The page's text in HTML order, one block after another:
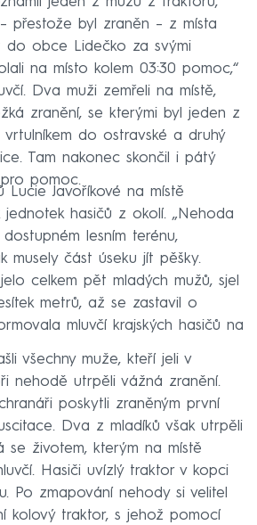
přestože byl zraněn – z místa
do obce Lidečko za svými
na místo kolem 03:30 pomoc,“
Dva muži zemřeli na místě,
zranění, se kterými byl jeden z
do ostravské a druhý
Tam nakonec skončil i pátý
pomoc.
Lucie Javoříkové na místě
jednotek hasičů z okolí. „Nehoda
lesním terénu,
musely část úseku jít pěšky.
celkem pět mladých mužů, sjel
metrů, až se zastavil o
mluvčí krajských hasičů na
všechny muže, kteří jeli v
nehodě utrpěli vážná zranění.
poskytli zraněným první
Dva z mladíků však utrpěli
se životem, kterým na místě
Hasiči uvízlý traktor v kopci
Po zmapování nehody si velitel
kolový traktor, s jehož pomocí